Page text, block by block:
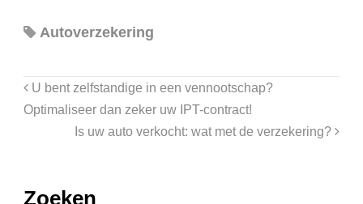
Autoverzekering
U bent zelfstandige in een vennootschap?
Optimaliseer dan zeker uw IPT-contract!
Is uw auto verkocht: wat met de verzekering?
Zoeken